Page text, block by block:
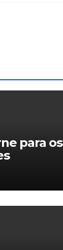
para os